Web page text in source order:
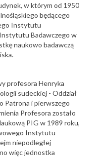
w którym od 1950
będącego
Instytutu
Badawczego w
naukowo badawczą
profesora Henryka
sudeckiej - Oddział
Patrona i pierwszego
Profesora zostało
PIG w 1989 roku,
Instytutu
niepodległej
więc jednostka